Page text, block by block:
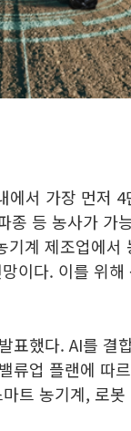
서 가장 먼저
종 등 농사가 가
계 제조업에
이다. 이를 위
표했다. AI를 결
류업 플랜에 따
트 농기계, 로